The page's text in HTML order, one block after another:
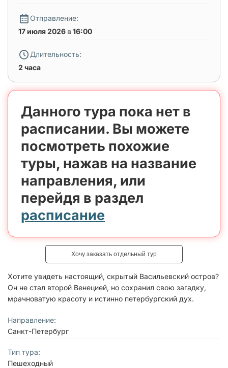
Отправление:
17 июля 2026 в16:00
Длительность:
2 часа
Данного тура пока нет в
расписании. Вы можете
посмотреть похожие
туры, нажав на название
направления, или
перейдя в раздел
расписание
Хочу заказать отдельный тур
Хотите увидеть настоящий, скрытый Васильевский остров?
Он не стал второй Венецией, но сохранил свою загадку,
мрачноватую красоту и истинно петербургский дух.
Направление:
Санкт-Петербург
Тип тура:
Пешеходный